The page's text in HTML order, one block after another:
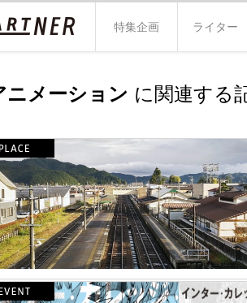
特集企画 ライター
ニメーション に関連する